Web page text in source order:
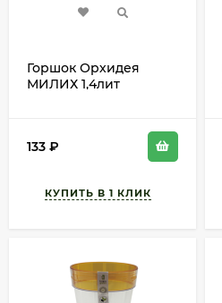
Горшок Орхидея
МИЛИХ 1,4лит
133 ₽